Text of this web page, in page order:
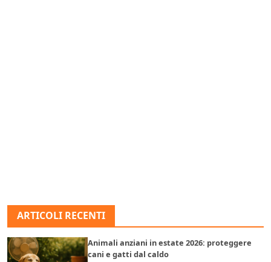
ARTICOLI RECENTI
Animali anziani in estate 2026: proteggere
cani e gatti dal caldo